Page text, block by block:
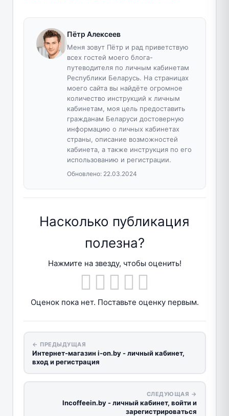
Пётр Алексеев
Меня зовут Пётр и рад приветствую
всех гостей моего блога-
путеводителя по личным кабинетам
Республики Беларусь. На страницах
моего сайта вы найдёте огромное
количество инструкций к личным
кабинетам, моя цель предоставить
гражданам Беларуси достоверную
информацию о личных кабинетах
страны, описание возможностей
кабинета, а также инструкция по его
использованию и регистрации.
Обновлено: 22.03.2024
Насколько публикация
полезна?
Нажмите на звезду, чтобы оценить!
Оценок пока нет. Поставьте оценку первым.
← ПРЕДЫДУЩАЯ
Интернет-магазин i-on.by - личный кабинет,
вход и регистрация
СЛЕДУЮЩАЯ →
Incoffeein.by - личный кабинет, войти и
зарегистрироваться